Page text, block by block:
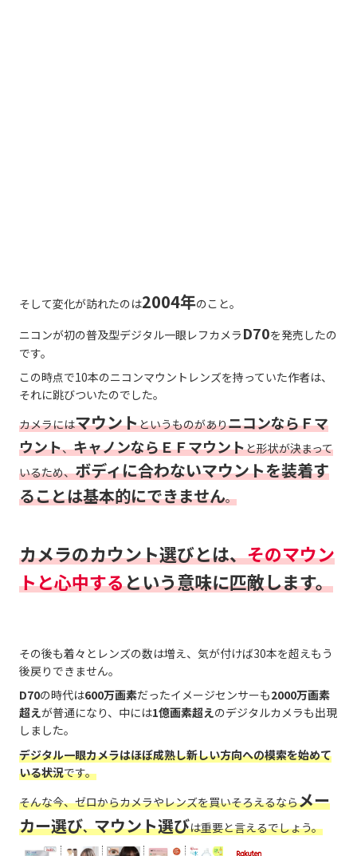
そして変化が訪れたのは2004年のこと。
ニコンが初の普及型デジタル一眼レフカメラ D70を発売したの
です。
この時点で10本のニコンマウントレンズを持っていた作者は、
それに跳びついたのでした。
カメラにはマウントというものがありニコンならＦマ
ウント、キャノンならＥＦマウントと形状が決まって
いるため、ボディに合わないマウントを装着す
ることは基本的にできません。
カメラのカウント選びとは、そのマウン
トと心中するという意味に匹敵します。
その後も着々とレンズの数は増え、気が付けば30本を超えもう
後戻りできません。
D70の時代は600万画素だったイメージセンサーも2000万画素
超えが普通になり、中には1億画素超えのデジタルカメラも出現
しました。
デジタル一眼カメラはほぼ成熟し新しい方向への模索を始めて
いる状況です。
そんな今、ゼロからカメラやレンズを買いそろえるならメー
カー選び、マウント選びは重要と言えるでしょう。